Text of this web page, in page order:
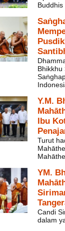
Bhikkhu
Y.M.
Ibu
Turut
YM.
Candi
dalam